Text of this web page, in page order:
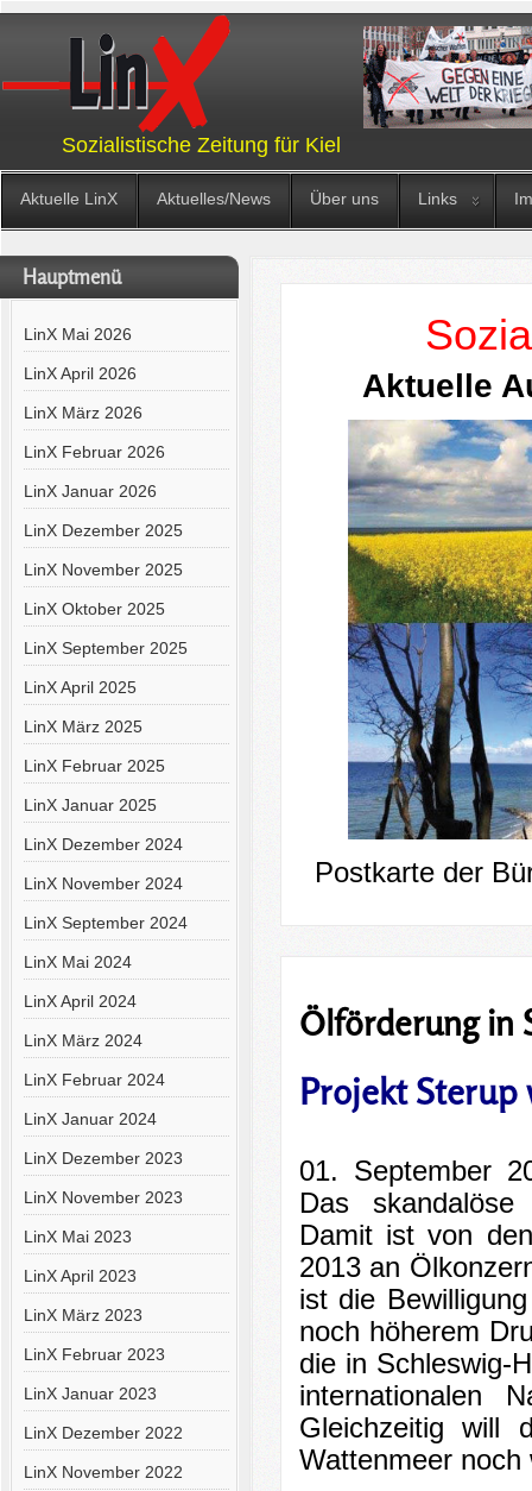
Sozialistische Zeitung für Kiel
Aktuelle LinX Aktuelles/News Über uns Links
Hauptmenü
LinX Mai 2026
LinX April 2026
LinX März 2026
LinX Februar 2026
LinX Januar 2026
LinX Dezember 2025
LinX November 2025
LinX Oktober 2025
LinX September 2025
LinX April 2025
LinX März 2025
LinX Februar 2025
LinX Januar 2025
LinX Dezember 2024
LinX November 2024
LinX September 2024
LinX Mai 2024
LinX April 2024
LinX März 2024
LinX Februar 2024
LinX Januar 2024
LinX Dezember 2023
LinX November 2023
LinX Mai 2023
LinX April 2023
LinX März 2023
LinX Februar 2023
LinX Januar 2023
LinX Dezember 2022
LinX November 2022
Aktuelle
Postkarte der
Ölförderung in
Projekt
01. September
Das
Damit ist von
2013 an
ist die
noch höherem
die in Schleswig-
internationalen
Gleichzeitig will
Wattenmeer noch